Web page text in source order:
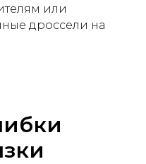
или
дроссели на